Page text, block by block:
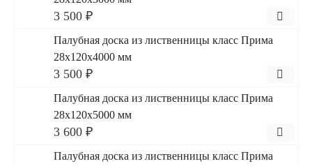
3 500 ₽
Палубная доска из лиственницы класс Прима
28x120x4000 мм
3 500 ₽
Палубная доска из лиственницы класс Прима
28x120x5000 мм
3 600 ₽
Палубная доска из лиственницы класс Прима